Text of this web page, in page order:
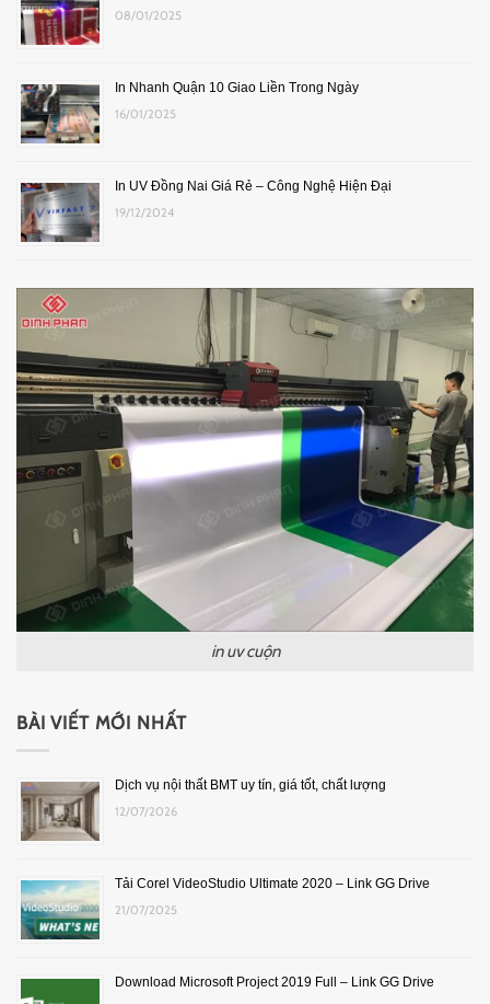
08/01/2025
In Nhanh Quận 10 Giao Liền Trong Ngày
16/01/2025
In UV Đồng Nai Giá Rẻ – Công Nghệ Hiện Đại
19/12/2024
in uv cuộn
BÀI VIẾT MỚI NHẤT
Dịch vụ nội thất BMT uy tín, giá tốt, chất lượng
12/07/2026
Tải Corel VideoStudio Ultimate 2020 – Link GG Drive
21/07/2025
Download Microsoft Project 2019 Full – Link GG Drive